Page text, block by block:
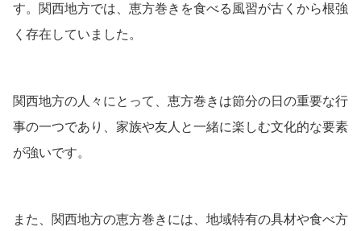
す。関西地方では、恵方巻きを食べる風習が古くから根強
く存在していました。
関西地方の人々にとって、恵方巻きは節分の日の重要な行
事の一つであり、家族や友人と一緒に楽しむ文化的な要素
が強いです。
また、関西地方の恵方巻きには、地域特有の具材や食べ方